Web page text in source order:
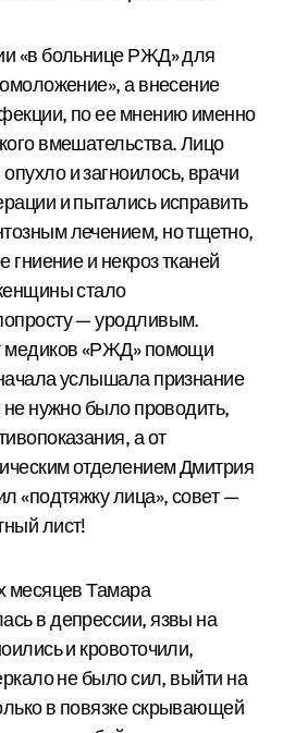
«в больнице РЖД» для
а внесение
по ее мнению именно
вмешательства. Лицо
и загноилось, врачи
и пытались исправить
лечением, но тщетно,
гниение и некроз тканей
стало
— уродливым.
медиков «РЖД» помощи
услышала признание
нужно было проводить,
а от
отделением Дмитрия
«подтяжку лица», совет —
лист!
месяцев Тамара
в депрессии, язвы на
и кровоточили,
не было сил, выйти на
в повязке скрывающей